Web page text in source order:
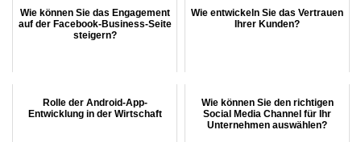
Wie können Sie das Engagement
auf der Facebook-Business-Seite
steigern?
Wie entwickeln Sie das Vertrauen
Ihrer Kunden?
Rolle der Android-App-
Entwicklung in der Wirtschaft
Wie können Sie den richtigen
Social Media Channel für Ihr
Unternehmen auswählen?